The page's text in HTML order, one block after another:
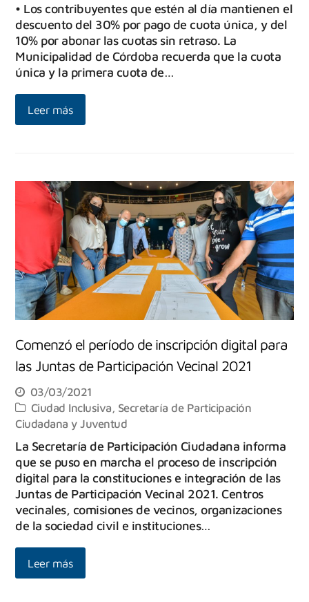
• Los contribuyentes que estén al día mantienen el
descuento del 30% por pago de cuota única, y del
10% por abonar las cuotas sin retraso. La
Municipalidad de Córdoba recuerda que la cuota
única y la primera cuota de…
Leer más
Comenzó el período de inscripción digital para
las Juntas de Participación Vecinal 2021
03/03/2021
Ciudad Inclusiva, Secretaría de Participación
Ciudadana y Juventud
La Secretaría de Participación Ciudadana informa
que se puso en marcha el proceso de inscripción
digital para la constituciones e integración de las
Juntas de Participación Vecinal 2021. Centros
vecinales, comisiones de vecinos, organizaciones
de la sociedad civil e instituciones…
Leer más